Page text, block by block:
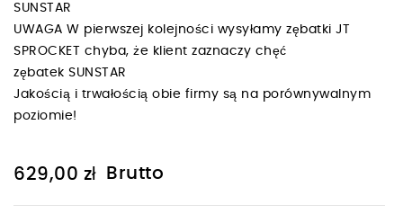
SUNSTAR
UWAGA W pierwszej kolejności wysyłamy zębatki JT
SPROCKET chyba, że klient zaznaczy chęć
zębatek SUNSTAR
Jakością i trwałością obie firmy są na porównywalnym
poziomie!
629,00 zł Brutto